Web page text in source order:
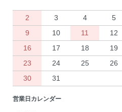
2
3 4 5
9
10 11 12
16
17 18 19
23
24 25 26
30
31
営業日カレンダー